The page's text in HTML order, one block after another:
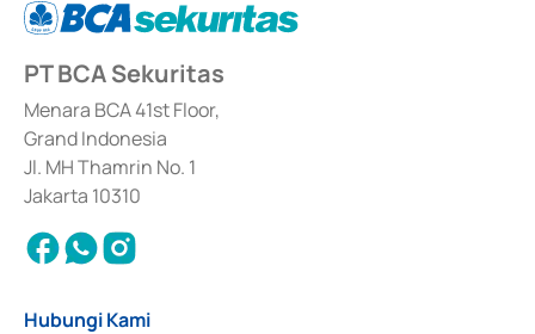
berdasarkan surat keputusan Otoritas Jasa Keuangan Nomor S-
67/PM.21/2017 tanggal 3 Februari 2017, dan beberapa izin usaha lainnya
Sertifikat Deposito di Pasar Uang yang izinnya diterbitkan pada tahun 2017
dan izin usaha lainnya dari Bank Indonesia sebagai Lembaga Pendukung
Penerbitan, Transaksi, serta Penatausahaan dan Penyelesaian Transaksi
Surat Berharga Komersial yang izinnya diterbitkan pada tahun 2018.
PT BCA Sekuritas
Menara BCA 41st Floor,
Grand Indonesia
Jl. MH Thamrin No. 1
Jakarta 10310
Hubungi Kami